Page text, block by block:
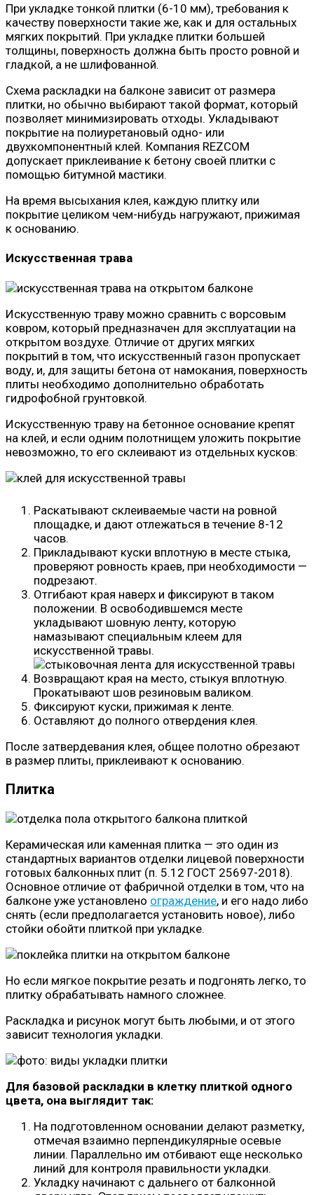
При укладке тонкой плитки (6-10 мм), требования к
качеству поверхности такие же, как и для остальных
мягких покрытий. При укладке плитки большей
толщины, поверхность должна быть просто ровной и
гладкой, а не шлифованной.
Схема раскладки на балконе зависит от размера
плитки, но обычно выбирают такой формат, который
позволяет минимизировать отходы. Укладывают
покрытие на полиуретановый одно- или
двухкомпонентный клей. Компания REZCOM
допускает приклеивание к бетону своей плитки с
помощью битумной мастики.
На время высыхания клея, каждую плитку или
покрытие целиком чем-нибудь нагружают, прижимая
к основанию.
Искусственная трава
Искусственную траву можно сравнить с ворсовым
ковром, который предназначен для эксплуатации на
открытом воздухе. Отличие от других мягких
покрытий в том, что искусственный газон пропускает
воду, и, для защиты бетона от намокания, поверхность
плиты необходимо дополнительно обработать
гидрофобной грунтовкой.
Искусственную траву на бетонное основание крепят
на клей, и если одним полотнищем уложить покрытие
невозможно, то его склеивают из отдельных кусков:
Раскатывают склеиваемые части на ровной
площадке, и дают отлежаться в течение 8-12
часов.
Прикладывают куски вплотную в месте стыка,
проверяют ровность краев, при необходимости —
подрезают.
Отгибают края наверх и фиксируют в таком
положении. В освободившемся месте
укладывают шовную ленту, которую
намазывают специальным клеем для
искусственной травы.
Возвращают края на место, стыкуя вплотную.
Прокатывают шов резиновым валиком.
Фиксируют куски, прижимая к ленте.
Оставляют до полного отвердения клея.
После затвердевания клея, общее полотно обрезают
в размер плиты, приклеивают к основанию.
Плитка
Керамическая или каменная плитка — это один из
стандартных вариантов отделки лицевой поверхности
готовых балконных плит (п. 5.12 ГОСТ 25697-2018).
Основное отличие от фабричной отделки в том, что на
балконе уже установлено ограждение, и его надо либо
снять (если предполагается установить новое), либо
стойки обойти плиткой при укладке.
Но если мягкое покрытие резать и подгонять легко, то
плитку обрабатывать намного сложнее.
Раскладка и рисунок могут быть любыми, и от этого
зависит технология укладки.
Для базовой раскладки в клетку плиткой одного
цвета, она выглядит так:
На подготовленном основании делают разметку,
отмечая взаимно перпендикулярные осевые
линии. Параллельно им отбивают еще несколько
линий для контроля правильности укладки.
Укладку начинают с дальнего от балконной